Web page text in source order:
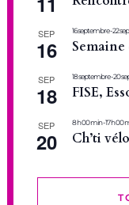
SEP
16
16 septembre-22
SEP
18
18 septembre-20
FISE,
SEP
20
8 h 00 min-17 h 00
Ch’ti vélo